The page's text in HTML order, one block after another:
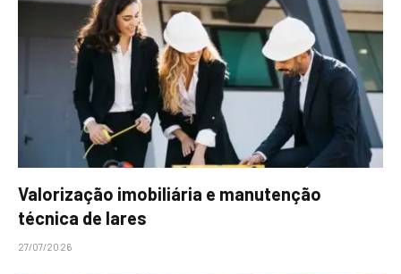
Valorização imobiliária e manutenção
técnica de lares
27/07/2026